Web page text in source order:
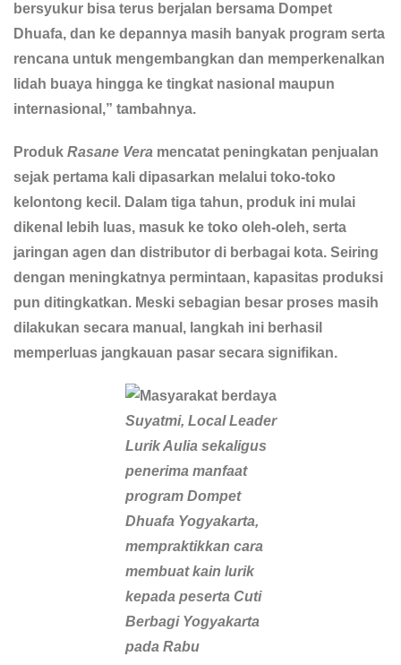
bersyukur bisa terus berjalan bersama Dompet
Dhuafa, dan ke depannya masih banyak program serta
rencana untuk mengembangkan dan memperkenalkan
lidah buaya hingga ke tingkat nasional maupun
internasional,” tambahnya.
Produk Rasane Vera mencatat peningkatan penjualan
sejak pertama kali dipasarkan melalui toko-toko
kelontong kecil. Dalam tiga tahun, produk ini mulai
dikenal lebih luas, masuk ke toko oleh-oleh, serta
jaringan agen dan distributor di berbagai kota. Seiring
dengan meningkatnya permintaan, kapasitas produksi
pun ditingkatkan. Meski sebagian besar proses masih
dilakukan secara manual, langkah ini berhasil
memperluas jangkauan pasar secara signifikan.
Suyatmi, Local Leader
Lurik Aulia sekaligus
penerima manfaat
program Dompet
Dhuafa Yogyakarta,
mempraktikkan cara
membuat kain lurik
kepada peserta Cuti
Berbagi Yogyakarta
pada Rabu